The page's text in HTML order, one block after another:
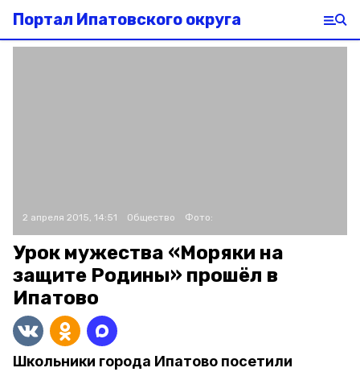
Портал Ипатовского округа
2 апреля 2015, 14:51 Общество Фото:
Урок мужества «Моряки на
защите Родины» прошёл в
Ипатово
Школьники города Ипатово посетили